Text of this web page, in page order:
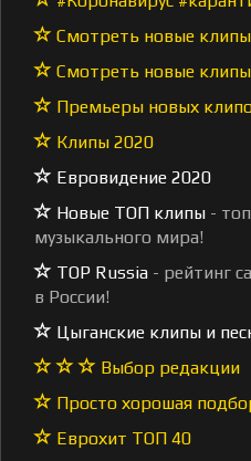
Смотреть новые
Смотреть новые
Премьеры новых
Клипы 2020
Евровидение 2020
Новые ТОП клипы -
музыкального мира!
TOP Russia - рейтинг
в России!
Цыганские клипы и
Выбор редакции
Просто хорошая
Еврохит ТОП 40